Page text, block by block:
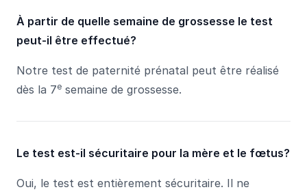
À partir de quelle semaine de grossesse le test
peut-il être effectué?
Notre test de paternité prénatal peut être réalisé
dès la 7e semaine de grossesse.
Le test est-il sécuritaire pour la mère et le fœtus?
Oui, le test est entièrement sécuritaire. Il ne